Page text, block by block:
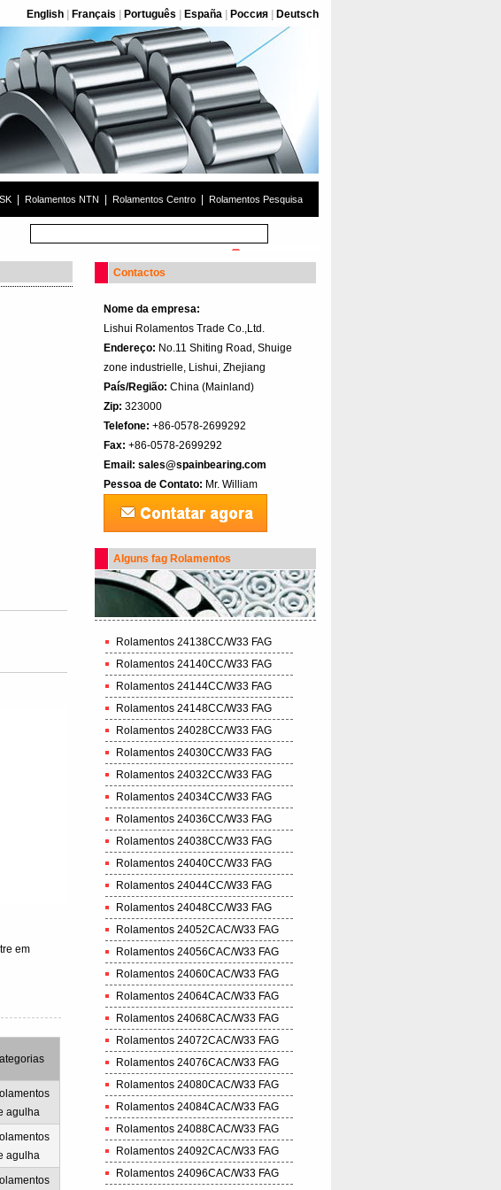
English Français Português España Россия Deutsch
Rolamentos NTN Rolamentos Centro Rolamentos Pesquisa
em
agulha
agulha
Contactos
Nome da empresa:
Lishui Rolamentos Trade Co.,Ltd.
Endereço: No.11 Shiting Road, Shuige
zone industrielle, Lishui, Zhejiang
País/Região: China (Mainland)‎
Zip: 323000
Telefone: +86-0578-2699292
Fax: +86-0578-2699292
Email: sales@spainbearing.com
Pessoa de Contato: Mr. William
Alguns fag Rolamentos
Rolamentos 24138CC/W33 FAG
Rolamentos 24140CC/W33 FAG
Rolamentos 24144CC/W33 FAG
Rolamentos 24148CC/W33 FAG
Rolamentos 24028CC/W33 FAG
Rolamentos 24030CC/W33 FAG
Rolamentos 24032CC/W33 FAG
Rolamentos 24034CC/W33 FAG
Rolamentos 24036CC/W33 FAG
Rolamentos 24038CC/W33 FAG
Rolamentos 24040CC/W33 FAG
Rolamentos 24044CC/W33 FAG
Rolamentos 24048CC/W33 FAG
Rolamentos 24052CAC/W33 FAG
Rolamentos 24056CAC/W33 FAG
Rolamentos 24060CAC/W33 FAG
Rolamentos 24064CAC/W33 FAG
Rolamentos 24068CAC/W33 FAG
Rolamentos 24072CAC/W33 FAG
Rolamentos 24076CAC/W33 FAG
Rolamentos 24080CAC/W33 FAG
Rolamentos 24084CAC/W33 FAG
Rolamentos 24088CAC/W33 FAG
Rolamentos 24092CAC/W33 FAG
Rolamentos 24096CAC/W33 FAG